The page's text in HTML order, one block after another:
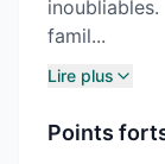
famil...
Lire plus
Points